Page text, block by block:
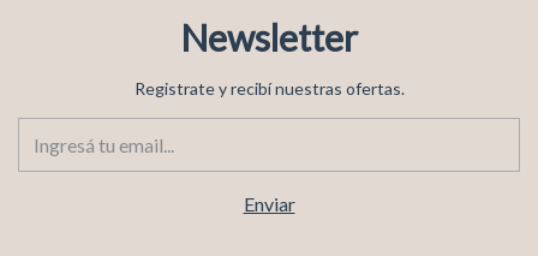
Newsletter
Registrate y recibí nuestras ofertas.